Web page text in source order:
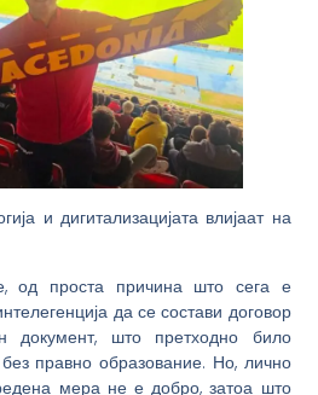
и дигитализацијата влијаат на
од проста причина што сега е
да се состави договор
документ, што претходно било
правно образование. Но, лично
мера не е добро, затоа што